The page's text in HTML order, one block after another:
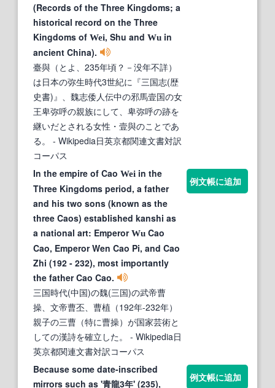
(Records of the Three Kingdoms; a
historical record on the Three
Kingdoms of Wei, Shu and Wu in
ancient China).
臺與（とよ、235年頃？－没年不詳）
は日本の弥生時代3世紀に『三国志(歴
史書)』、魏志倭人伝中の邪馬壹国の女
王卑弥呼の親族にして、卑弥呼の跡を
継いだとされる女性・壹與のことであ
る。
- Wikipedia日英京都関連文書対訳
コーパス
In the empire of Cao Wei in the
Three Kingdoms period, a father
and his two sons (known as the
three Caos) established kanshi as
a national art: EmperorWu Cao
Cao, Emperor Wen Cao Pi, and Cao
Zhi (192 - 232), most importantly
the father Cao Cao.
三国時代(中国)の魏(三国)の武帝曹
操、文帝曹丕、曹植（192年-232年）
親子の三曹（特に曹操）が国家芸術と
しての漢詩を確立した。
- Wikipedia日
英京都関連文書対訳コーパス
例文帳に追加
Because some date-inscribed
mirrors such as '青龍3年' (235),
例文帳に追加